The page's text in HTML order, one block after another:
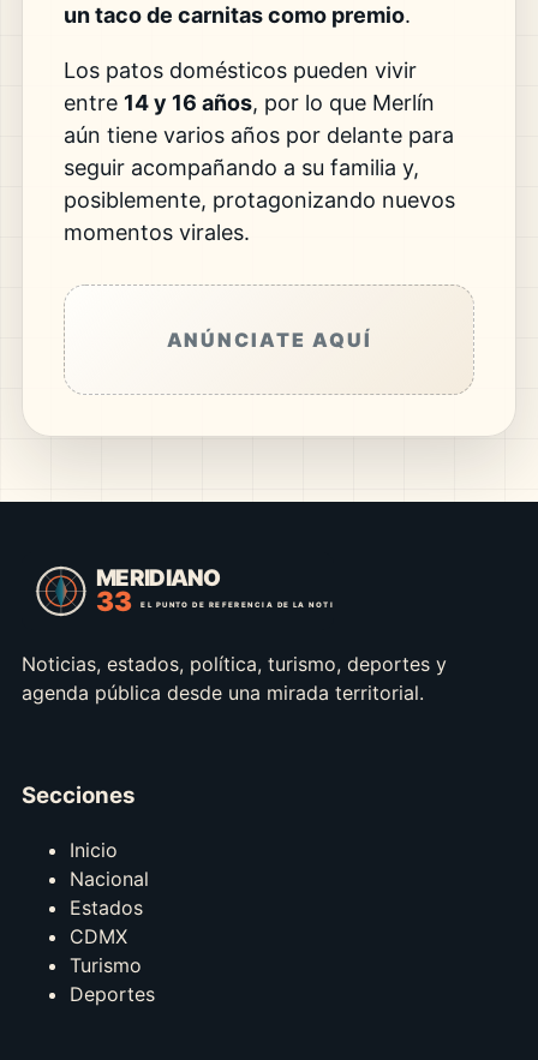
un taco de carnitas como premio.
Los patos domésticos pueden vivir
entre 14 y 16 años, por lo que Merlín
aún tiene varios años por delante para
seguir acompañando a su familia y,
posiblemente, protagonizando nuevos
momentos virales.
ANÚNCIATE AQUÍ
Noticias, estados, política, turismo, deportes y
agenda pública desde una mirada territorial.
Secciones
Inicio
Nacional
Estados
CDMX
Turismo
Deportes